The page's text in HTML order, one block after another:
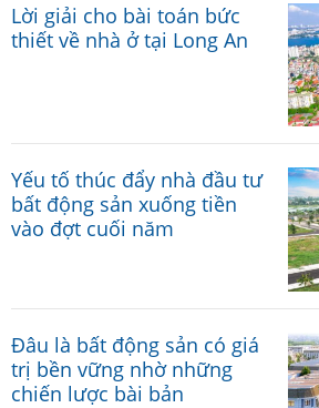
Lời giải cho bài toán bức
thiết về nhà ở tại Long An
Yếu tố thúc đẩy nhà đầu tư
bất động sản xuống tiền
vào đợt cuối năm
Đâu là bất động sản có giá
trị bền vững nhờ những
chiến lược bài bản